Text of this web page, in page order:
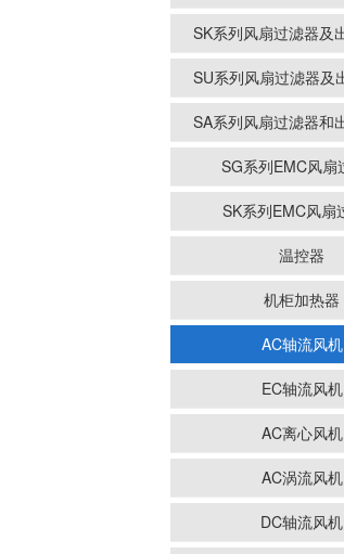
SK系列风扇过滤器及
SU系列风扇过滤器及
SA系列风扇过滤器和
SG系列EMC风扇
SK系列EMC风扇
温控器
机柜加热器
AC轴流风机
EC轴流风机
AC离心风机
AC涡流风机
DC轴流风机